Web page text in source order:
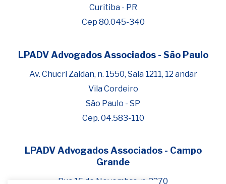
Fale com Henrique Lima
Cadastre-se para começar uma
conversa no WhatsApp
Curitiba - PR
Cep 80.045-340
LPADV Advogados Associados - São Paulo
Av. Chucri Zaidan, n. 1550, Sala 1211, 12 andar
Vila Cordeiro
São Paulo - SP
Cep. 04.583-110
LPADV Advogados Associados - Campo
Grande
Rua 15 de Novembro, n. 2270